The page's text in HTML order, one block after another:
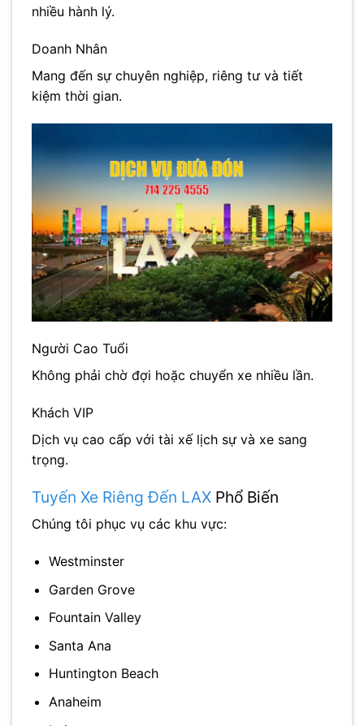
nhiều hành lý.
Doanh Nhân
Mang đến sự chuyên nghiệp, riêng tư và tiết
kiệm thời gian.
Người Cao Tuổi
Không phải chờ đợi hoặc chuyển xe nhiều lần.
Khách VIP
Dịch vụ cao cấp với tài xế lịch sự và xe sang
trọng.
Tuyến Xe Riêng Đến LAX Phổ Biến
Chúng tôi phục vụ các khu vực:
Westminster
Garden Grove
Fountain Valley
Santa Ana
Huntington Beach
Anaheim